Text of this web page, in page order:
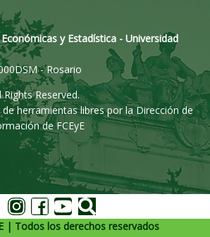
y Estadística - Universidad
- Rosario
Reserved.
herramientas libres por la Dirección de
de FCEyE
| Todos los derechos reservados